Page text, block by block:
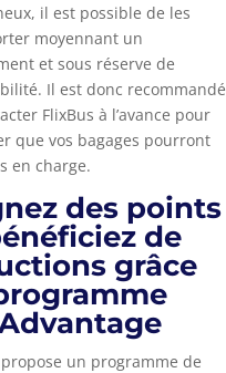
il est possible de les
moyennant un
et sous réserve de
Il est donc recommandé
FlixBus à l’avance pour
que vos bagages pourront
en charge.
des points
de
grâce
propose un programme de